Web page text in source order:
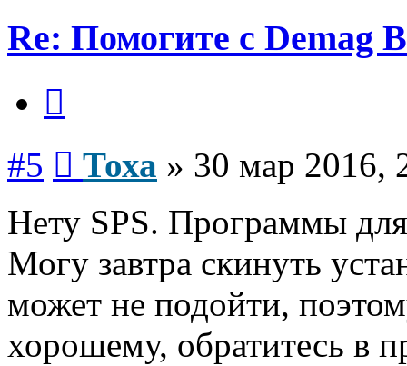
Re: Помогите с Demag
#5 Тоха » 30 мар 2016,
Нету SPS. Программы
Могу завтра скинуть
может не подойти,
хорошему, обратитесь в